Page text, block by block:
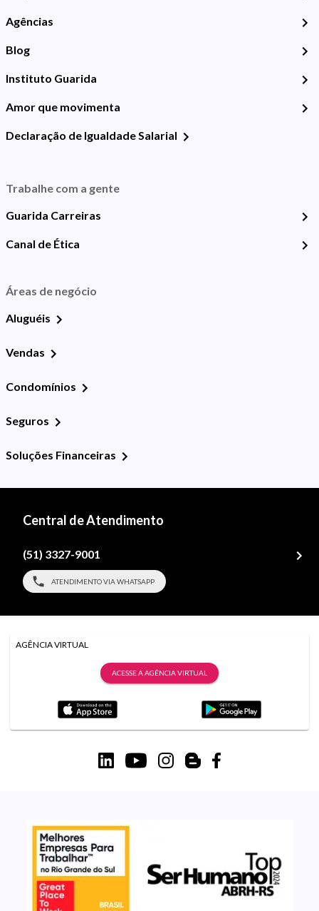
Agências
Blog
Instituto Guarida
Amor que movimenta
Declaração de Igualdade Salarial
Trabalhe com a gente
Guarida Carreiras
Canal de Ética
Áreas de negócio
Aluguéis
Vendas
Condomínios
Seguros
Soluções Financeiras
Central de Atendimento
(51) 3327-9001
ATENDIMENTO VIA WHATSAPP
AGÊNCIA VIRTUAL
ACESSE A AGÊNCIA VIRTUAL